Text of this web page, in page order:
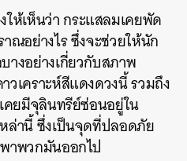
ห้เห็นว่า กระแสลมเคยพัด
ณอย่างไร ซึ่งจะช่วยให้นัก
งอย่างเกี่ยวกับสภาพ
เคราะห์สีแดงดวงนี้ รวมถึง
คยมีจุลินทรีย์ซ่อนอยู่ใน
ล่านี้ ซึ่งเป็นจุดที่ปลอดภัย
าพวกมันออกไป